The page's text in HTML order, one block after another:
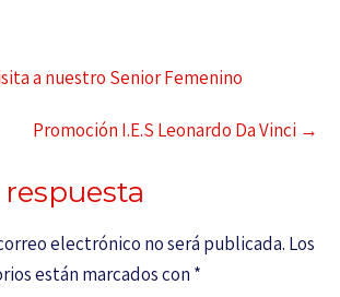
a nuestro Senior Femenino
Promoción I.E.S Leonardo Da Vinci →
electrónico no será publicada. Los
están marcados con *